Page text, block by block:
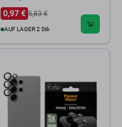
0,97 € 5,83 €
AUF LAGER 2 Stk